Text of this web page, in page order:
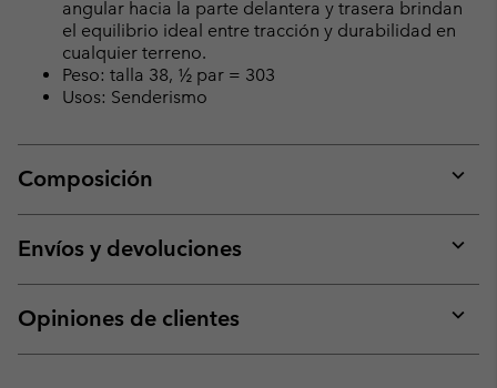
angular hacia la parte delantera y trasera brindan
el equilibrio ideal entre tracción y durabilidad en
cualquier terreno.
Peso: talla 38, ½ par = 303
Usos: Senderismo
Composición
or
Envíos y devoluciones
or
Opiniones de clientes
or